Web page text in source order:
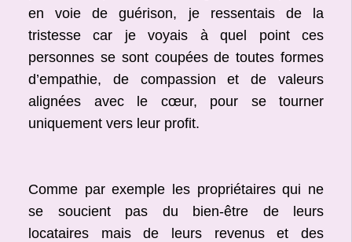
en voie de guérison, je ressentais de la
tristesse car je voyais à quel point ces
personnes se sont coupées de toutes formes
d’empathie, de compassion et de valeurs
alignées avec le cœur, pour se tourner
uniquement vers leur profit.
Comme par exemple les propriétaires qui ne
se soucient pas du bien-être de leurs
locataires mais de leurs revenus et des